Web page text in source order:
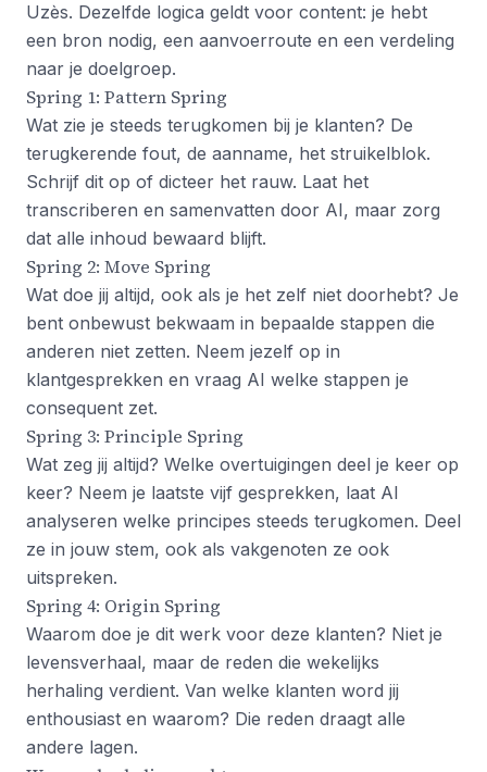
Uzès. Dezelfde logica geldt voor content: je hebt
een bron nodig, een aanvoerroute en een verdeling
naar je doelgroep.
Spring 1: Pattern Spring
Wat zie je steeds terugkomen bij je klanten? De
terugkerende fout, de aanname, het struikelblok.
Schrijf dit op of dicteer het rauw. Laat het
transcriberen en samenvatten door AI, maar zorg
dat alle inhoud bewaard blijft.
Spring 2: Move Spring
Wat doe jij altijd, ook als je het zelf niet doorhebt? Je
bent onbewust bekwaam in bepaalde stappen die
anderen niet zetten. Neem jezelf op in
klantgesprekken en vraag AI welke stappen je
consequent zet.
Spring 3: Principle Spring
Wat zeg jij altijd? Welke overtuigingen deel je keer op
keer? Neem je laatste vijf gesprekken, laat AI
analyseren welke principes steeds terugkomen. Deel
ze in jouw stem, ook als vakgenoten ze ook
uitspreken.
Spring 4: Origin Spring
Waarom doe je dit werk voor deze klanten? Niet je
levensverhaal, maar de reden die wekelijks
herhaling verdient. Van welke klanten word jij
enthousiast en waarom? Die reden draagt alle
andere lagen.